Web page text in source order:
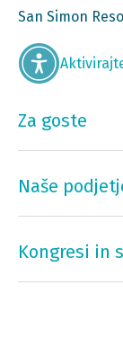
San Simon
Za goste
Naše
Kongresi in